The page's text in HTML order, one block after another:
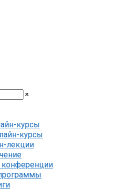
×
курсы
курсы
лекции